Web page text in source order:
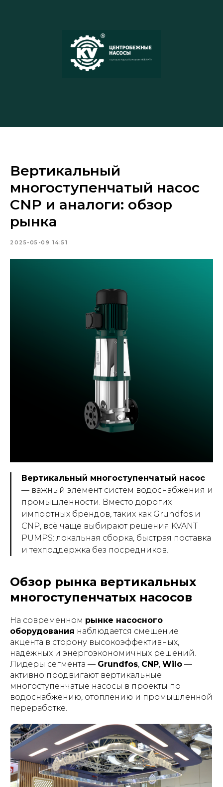
Вертикальный
многоступенчатый насос
CNP и аналоги: обзор
рынка
2025-05-09 14:51
Вертикальный многоступенчатый насос
— важный элемент систем водоснабжения и
промышленности. Вместо дорогих
импортных брендов, таких как Grundfos и
CNP, всё чаще выбирают решения KVANT
PUMPS: локальная сборка, быстрая поставка
и техподдержка без посредников.
Обзор рынка вертикальных
многоступенчатых насосов
На современном рынке насосного
оборудования наблюдается смещение
акцента в сторону высокоэффективных,
надёжных и энергоэкономичных решений.
Лидеры сегмента — Grundfos, CNP, Wilo —
активно продвигают вертикальные
многоступенчатые насосы в проекты по
водоснабжению, отоплению и промышленной
переработке.